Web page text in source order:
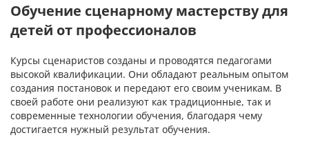
Обучение сценарному мастерству для
детей от профессионалов
Курсы сценаристов созданы и проводятся педагогами
высокой квалификации. Они обладают реальным опытом
создания постановок и передают его своим ученикам. В
своей работе они реализуют как традиционные, так и
современные технологии обучения, благодаря чему
достигается нужный результат обучения.